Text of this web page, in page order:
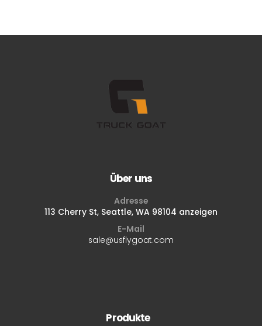
Über uns
Adresse
113 Cherry St, Seattle, WA 98104 anzeigen
E-Mail
sale@usflygoat.com
Produkte